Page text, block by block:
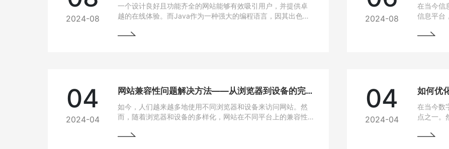
2024-08
一个设计良好且功能齐全的网站能够有效吸引用户，并提供卓
越的在线体验。而Java作为一种强大的编程语言，因其出色的
2024-08
在当今信
信息平台
选技术之
04
2024-04
网站兼容性问题解决方法——从浏览器到设备的完美适配
如今，人们越来越多地使用不同浏览器和设备来访问网站。然
而，随着浏览器和设备的多样化，网站在不同平台上的兼容性
上都能有良好的使用体验，我们需要找到解决这些问题的方
04
2024-04
如何优
在当今数
点之一。
说，如果